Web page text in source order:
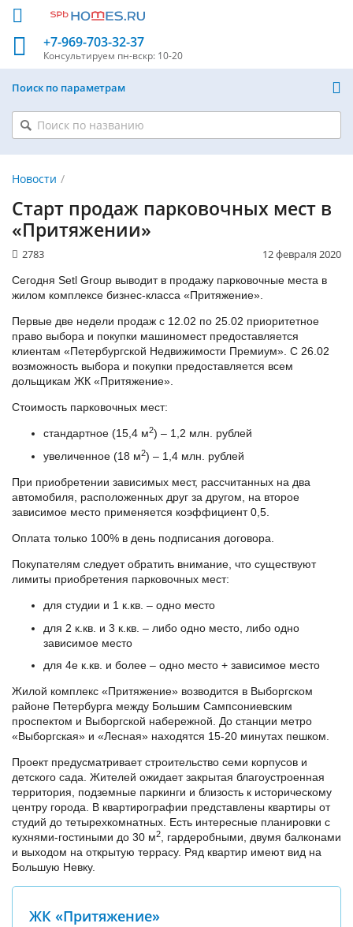
+7-969-703-32-37
Консультируем пн-вскр: 10-20
Поиск по параметрам
Новости
Старт продаж парковочных мест в
«Притяжении»
12 февраля 2020
2783
Сегодня Setl Group выводит в продажу парковочные места в
жилом комплексе бизнес-класса «Притяжение».
Первые две недели продаж с 12.02 по 25.02 приоритетное
право выбора и покупки машиномест предоставляется
клиентам «Петербургской Недвижимости Премиум». С 26.02
возможность выбора и покупки предоставляется всем
дольщикам ЖК «Притяжение».
Стоимость парковочных мест:
стандартное (15,4 м2) – 1,2 млн. рублей
увеличенное (18 м2) – 1,4 млн. рублей
При приобретении зависимых мест, рассчитанных на два
автомобиля, расположенных друг за другом, на второе
зависимое место применяется коэффициент 0,5.
Оплата только 100% в день подписания договора.
Покупателям следует обратить внимание, что существуют
лимиты приобретения парковочных мест:
для студии и 1 к.кв. – одно место
для 2 к.кв. и 3 к.кв. – либо одно место, либо одно
зависимое место
для 4е к.кв. и более – одно место + зависимое место
Жилой комплекс «Притяжение» возводится в Выборгском
районе Петербурга между Большим Сампсониевским
проспектом и Выборгской набережной. До станции метро
«Выборгская» и «Лесная» находятся 15-20 минутах пешком.
Проект предусматривает строительство семи корпусов и
детского сада. Жителей ожидает закрытая благоустроенная
территория, подземные паркинги и близость к историческому
центру города. В квартирографии представлены квартиры от
студий до тетырехкомнатных. Есть интересные планировки с
кухнями-гостиными до 30 м2, гардеробными, двумя балконами
и выходом на открытую террасу. Ряд квартир имеют вид на
Большую Невку.
ЖК «Притяжение»